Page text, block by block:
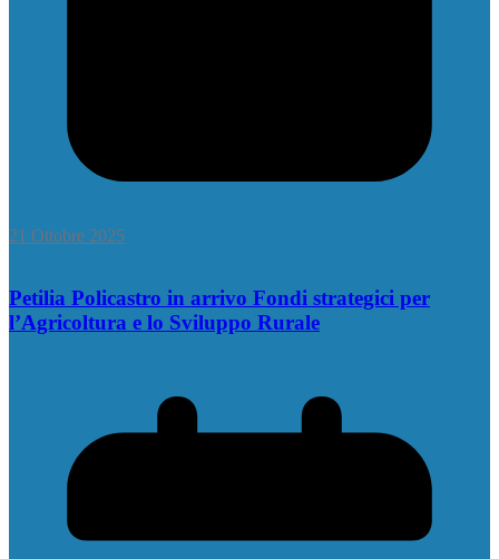
21 Ottobre 2025
Petilia Policastro in arrivo Fondi strategici per
l’Agricoltura e lo Sviluppo Rurale